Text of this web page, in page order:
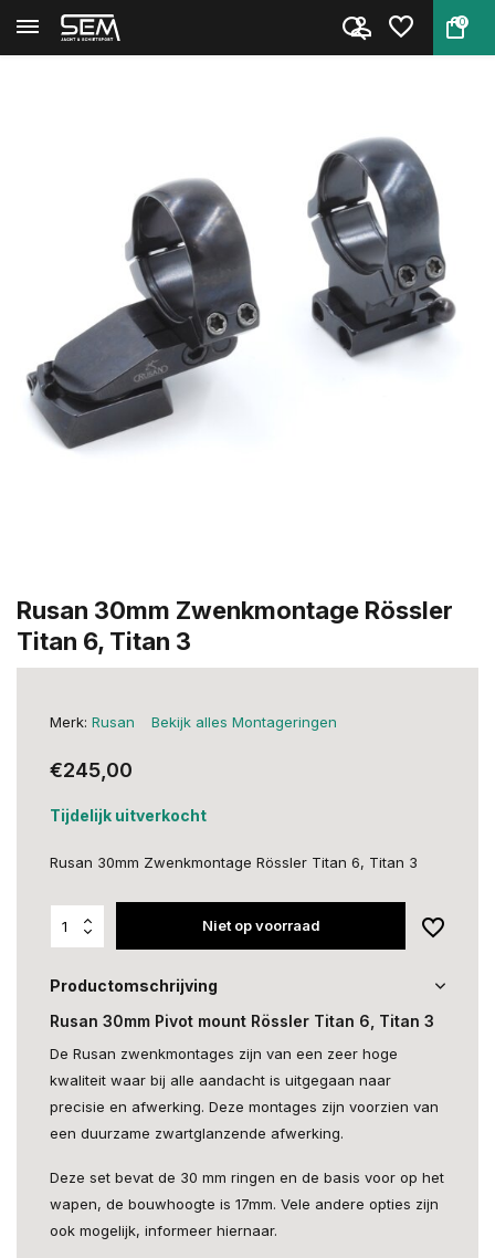
0
Terug Home Rusan 30mm Zwenkmontage Rössl...
Rusan 30mm Zwenkmontage Rössler
Titan 6, Titan 3
Merk: Rusan Bekijk alles Montageringen
€245,00
Tijdelijk uitverkocht
Rusan 30mm Zwenkmontage Rössler Titan 6, Titan 3
Niet op voorraad
Productomschrijving
Rusan 30mm Pivot mount Rössler Titan 6, Titan 3
De Rusan zwenkmontages zijn van een zeer hoge
kwaliteit waar bij alle aandacht is uitgegaan naar
precisie en afwerking. Deze montages zijn voorzien van
een duurzame zwartglanzende afwerking.
Deze set bevat de 30 mm ringen en de basis voor op het
wapen, de bouwhoogte is 17mm. Vele andere opties zijn
ook mogelijk, informeer hiernaar.